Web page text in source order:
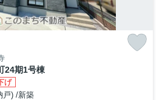
24期1号棟
げ
戸) /新築